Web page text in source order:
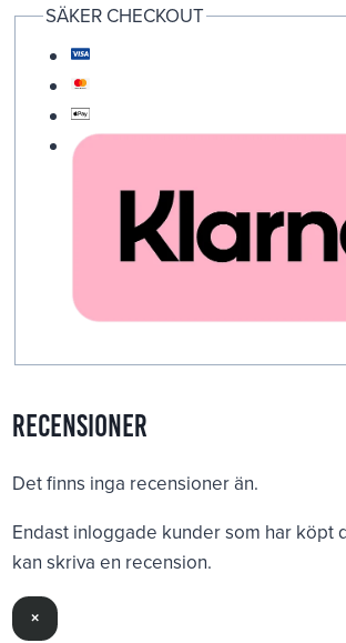
SÄKER CHECKOUT
Recensioner
Det finns inga recensioner än.
Endast inloggade kunder som har köpt
kan skriva en recension.
×